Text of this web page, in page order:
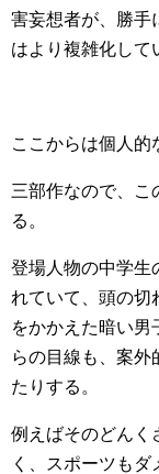
害妄想者が、勝手
はより複雑化して
ここからは個人的
三部作なので、こ
る。
登場人物の中学生
れていて、頭の切
をかかえた暗い男
らの目線も、案外
たりする。
例えばそのどんく
く、スポーツも